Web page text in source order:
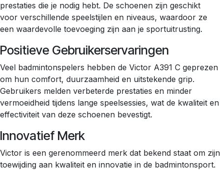
prestaties die je nodig hebt. De schoenen zijn geschikt
voor verschillende speelstijlen en niveaus, waardoor ze
een waardevolle toevoeging zijn aan je sportuitrusting.
Positieve Gebruikerservaringen
Veel badmintonspelers hebben de Victor A391 C geprezen
om hun comfort, duurzaamheid en uitstekende grip.
Gebruikers melden verbeterde prestaties en minder
vermoeidheid tijdens lange speelsessies, wat de kwaliteit en
effectiviteit van deze schoenen bevestigt.
Innovatief Merk
Victor is een gerenommeerd merk dat bekend staat om zijn
toewijding aan kwaliteit en innovatie in de badmintonsport.